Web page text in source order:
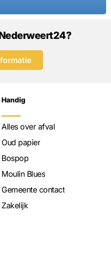
Handig
Alles over afval
Oud papier
Bospop
Moulin Blues
Gemeente contact
Zakelijk